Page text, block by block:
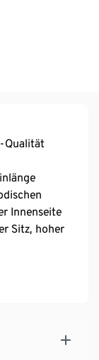
Qualität
Innenseite
Sitz, hoher